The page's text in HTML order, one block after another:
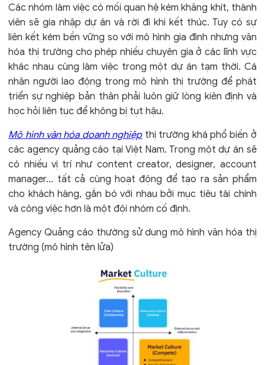
Các nhóm làm việc có mối quan hệ kém khăng khít, thành
viên sẽ gia nhập dự án và rời đi khi kết thúc. Tuy có sự
liên kết kém bền vững so với mô hình gia đình nhưng văn
hóa thị trường cho phép nhiều chuyên gia ở các lĩnh vực
khác nhau cùng làm việc trong một dự án tạm thời. Cá
nhân người lao động trong mô hình thị trường để phát
triển sự nghiệp bản thân phải luôn giữ lòng kiên định và
học hỏi liên tục để không bị tụt hậu.
Mô hình văn hóa doanh nghiệpthị trường khá phổ biến ở
các agency quảng cáo tại Việt Nam. Trong một dự án sẽ
có nhiều vị trí như content creator, designer, account
manager… tất cả cùng hoạt động để tạo ra sản phẩm
cho khách hàng, gắn bó với nhau bởi mục tiêu tài chính
và công việc hơn là một đội nhóm cố định.
Agency Quảng cáo thường sử dụng mô hình văn hóa thị
trường (mô hình tên lửa)